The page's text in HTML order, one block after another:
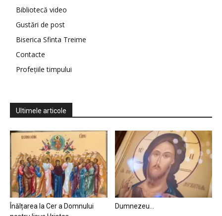
Bibliotecă video
Gustări de post
Biserica Sfinta Treime
Contacte
Profețiile timpului
Ultimele articole
Înălțarea la Cer a Domnului
Dumnezeu…